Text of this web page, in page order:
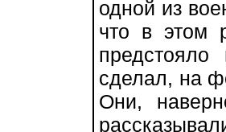
одной из
что в этом
сделал, на
Они,